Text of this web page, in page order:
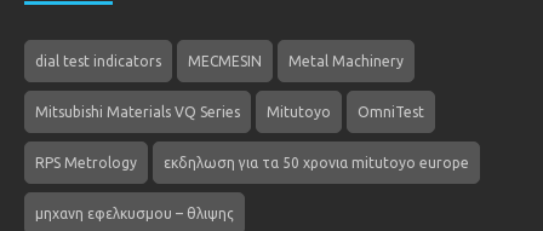
dial test indicators MECMESIN Metal Machinery
Mitsubishi Materials VQ Series Mitutoyo OmniTest
RPS Metrology εκδηλωση για τα 50 χρονια mitutoyo europe
μηχανη εφελκυσμου – θλιψης